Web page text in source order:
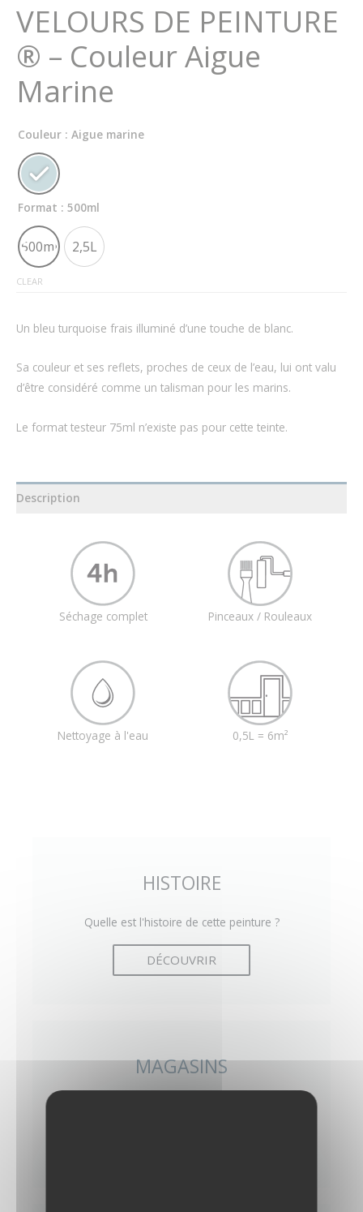
VELOURS DE PEINTURE
® – Couleur Aigue
Marine
Couleur : Aigue marine
Format : 500ml
500ml 2,5L
CLEAR
Un bleu turquoise frais illuminé d’une touche de blanc.
Sa couleur et ses reflets, proches de ceux de l’eau, lui ont valu
d’être considéré comme un talisman pour les marins.
Le format testeur 75ml n’existe pas pour cette teinte.
Description
Séchage complet Pinceaux / Rouleaux
Nettoyage à l'eau 0,5L = 6m²
HISTOIRE
Quelle est l'histoire de cette peinture ?
DÉCOUVRIR
MAGASINS